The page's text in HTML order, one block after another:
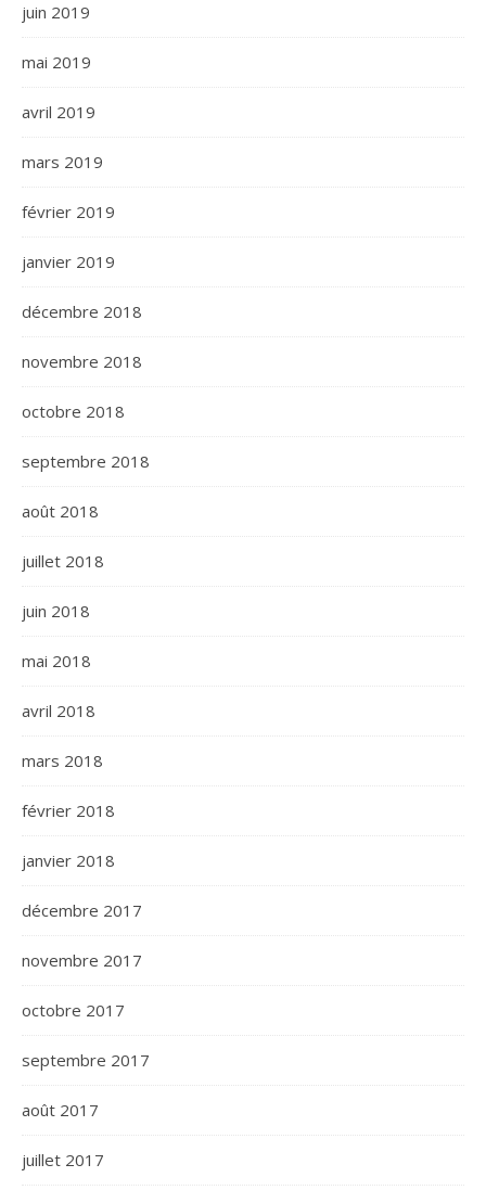
juin 2019
mai 2019
avril 2019
mars 2019
février 2019
janvier 2019
décembre 2018
novembre 2018
octobre 2018
septembre 2018
août 2018
juillet 2018
juin 2018
mai 2018
avril 2018
mars 2018
février 2018
janvier 2018
décembre 2017
novembre 2017
octobre 2017
septembre 2017
août 2017
juillet 2017